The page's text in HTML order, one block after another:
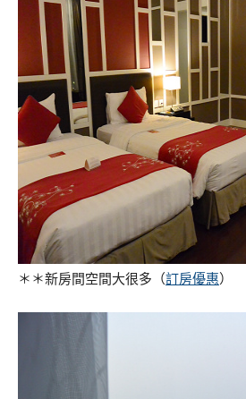
＊＊新房間空間大很多 （訂房優惠）